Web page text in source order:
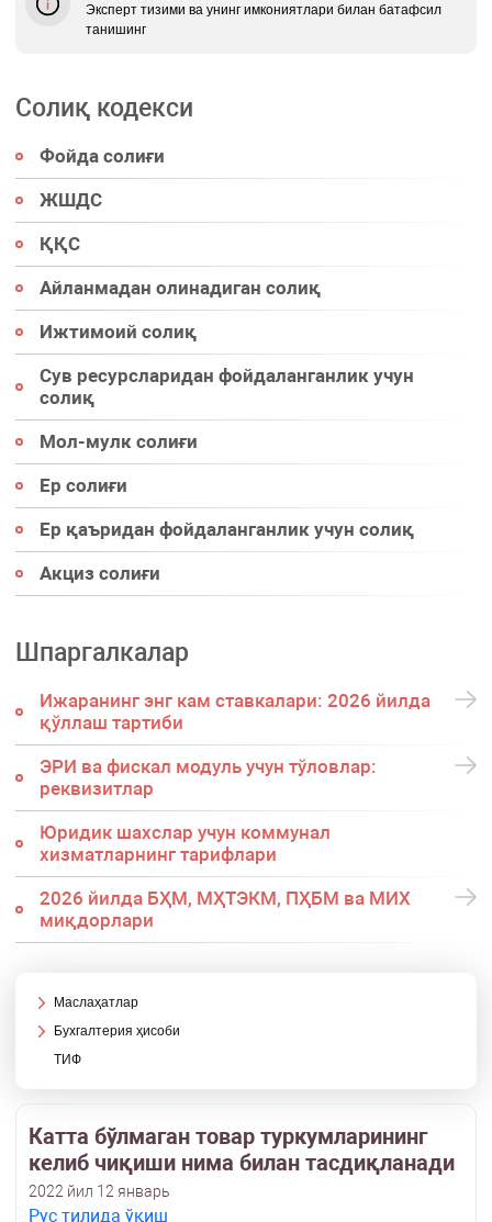
Эксперт тизими ва унинг имкониятлари билан батафсил
танишинг
Солиқ кодекси
Фойда солиғи
ЖШДС
ҚҚС
Айланмадан олинадиган солиқ
Ижтимоий солиқ
Сув ресурсларидан фойдаланганлик учун
солиқ
Мол-мулк солиғи
Ер солиғи
Ер қаъридан фойдаланганлик учун солиқ
Акциз солиғи
Шпаргалкалар
Ижаранинг энг кам ставкалари: 2026 йилда
қўллаш тартиби
ЭРИ ва фискал модуль учун тўловлар:
реквизитлар
Юридик шахслар учун коммунал
хизматларнинг тарифлари
2026 йилда БҲМ, МҲТЭКМ, ПҲБМ ва МИХ
миқдорлари
Маслаҳатлар
Бухгалтерия ҳисоби
ТИФ
Катта бўлмаган товар туркумларининг
келиб чиқиши нима билан тасдиқланади
2022 йил 12 январь
Рус тилида ўқиш